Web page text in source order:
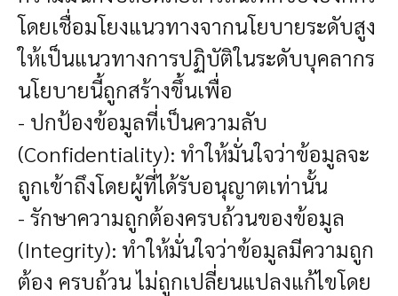
โดยเชื่อมโยงแนวทางจากนโยบายระดับสูง
ให้เป็นแนวทางการปฏิบัติในระดับบุคลากร
นโยบายนี้ถูกสร้างขึ้นเพื่อ
- ปกป้องข้อมูลที่เป็นความลับ
(Confidentiality): ทำให้มั่นใจว่าข้อมูลจะ
ถูกเข้าถึงโดยผู้ที่ได้รับอนุญาตเท่านั้น
- รักษาความถูกต้องครบถ้วนของข้อมูล
(Integrity): ทำให้มั่นใจว่าข้อมูลมีความถูก
ต้อง ครบถ้วน ไม่ถูกเปลี่ยนแปลงแก้ไขโดย